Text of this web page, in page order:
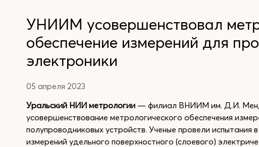
УНИИМ усовершенствовал
обеспечение измерений для
электроники
05 апреля 2023
Уральский НИИ метрологии — филиал ВНИИМ им. Д.И.
усовершенствование метрологического обеспечения
полупроводниковых устройств. Ученые провели испытания
измерений удельного поверхностного (слоевого)